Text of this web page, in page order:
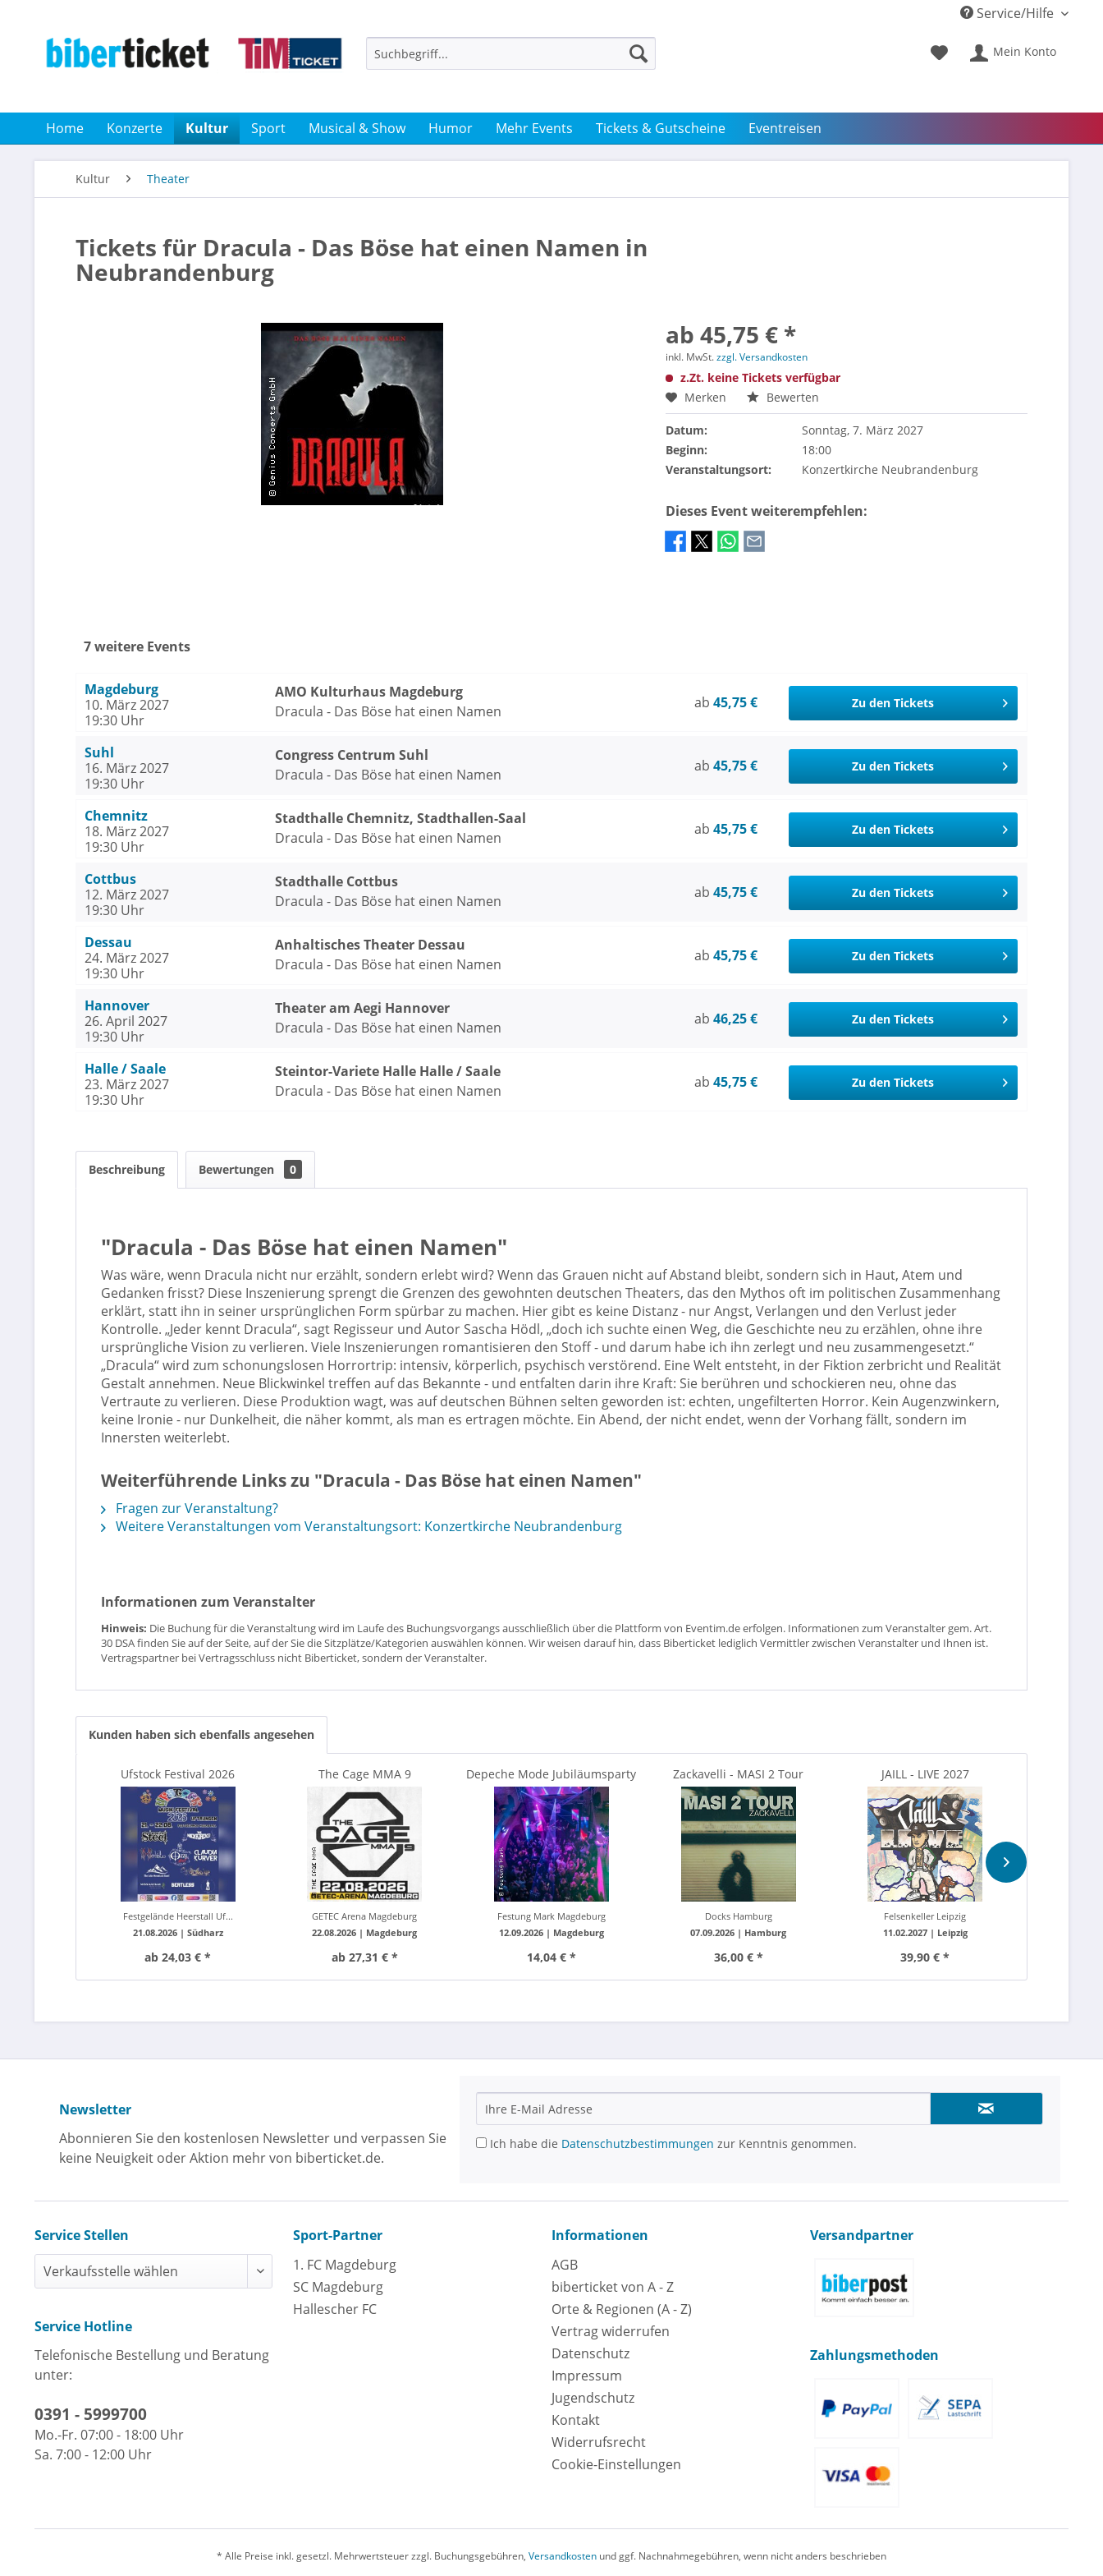
Service/Hilfe
Mein Konto
Home Konzerte Kultur Sport Musical & Show Humor Mehr Events Tickets & Gutscheine Eventreisen
Kultur Theater
Tickets für Dracula - Das Böse hat einen Namen in
Neubrandenburg
ab 45,75 € *
inkl. MwSt.zzgl. Versandkosten
z.Zt. keine Tickets verfügbar
Merken
Bewerten
Datum:
Sonntag, 7. März 2027
Beginn:
18:00
Veranstaltungsort:
Konzertkirche Neubrandenburg
Dieses Event weiterempfehlen:
7 weitere Events
Magdeburg
10. März 2027
19:30 Uhr
AMO Kulturhaus Magdeburg
Dracula - Das Böse hat einen Namen
ab 45,75 € Zu den Tickets
Suhl
16. März 2027
19:30 Uhr
Congress Centrum Suhl
Dracula - Das Böse hat einen Namen
ab 45,75 € Zu den Tickets
Chemnitz
18. März 2027
19:30 Uhr
Stadthalle Chemnitz, Stadthallen-Saal
Dracula - Das Böse hat einen Namen
ab 45,75 € Zu den Tickets
Cottbus
12. März 2027
19:30 Uhr
Stadthalle Cottbus
Dracula - Das Böse hat einen Namen
ab 45,75 € Zu den Tickets
Dessau
24. März 2027
19:30 Uhr
Anhaltisches Theater Dessau
Dracula - Das Böse hat einen Namen
ab 45,75 € Zu den Tickets
Hannover
26. April 2027
19:30 Uhr
Theater am Aegi Hannover
Dracula - Das Böse hat einen Namen
ab 46,25 € Zu den Tickets
Halle / Saale
23. März 2027
19:30 Uhr
Steintor-Variete Halle Halle / Saale
Dracula - Das Böse hat einen Namen
ab 45,75 € Zu den Tickets
Beschreibung Bewertungen 0
"Dracula - Das Böse hat einen Namen"
Was wäre, wenn Dracula nicht nur erzählt, sondern erlebt wird? Wenn das Grauen nicht auf Abstand bleibt, sondern sich in Haut, Atem und
Gedanken frisst? Diese Inszenierung sprengt die Grenzen des gewohnten deutschen Theaters, das den Mythos oft im politischen Zusammenhang
erklärt, statt ihn in seiner ursprünglichen Form spürbar zu machen. Hier gibt es keine Distanz - nur Angst, Verlangen und den Verlust jeder
Kontrolle. „Jeder kennt Dracula“, sagt Regisseur und Autor Sascha Hödl, „doch ich suchte einen Weg, die Geschichte neu zu erzählen, ohne ihre
ursprüngliche Vision zu verlieren. Viele Inszenierungen romantisieren den Stoff - und darum habe ich ihn zerlegt und neu zusammengesetzt.“
„Dracula“ wird zum schonungslosen Horrortrip: intensiv, körperlich, psychisch verstörend. Eine Welt entsteht, in der Fiktion zerbricht und Realität
Gestalt annehmen. Neue Blickwinkel treffen auf das Bekannte - und entfalten darin ihre Kraft: Sie berühren und schockieren neu, ohne das
Vertraute zu verlieren. Diese Produktion wagt, was auf deutschen Bühnen selten geworden ist: echten, ungefilterten Horror. Kein Augenzwinkern,
keine Ironie - nur Dunkelheit, die näher kommt, als man es ertragen möchte. Ein Abend, der nicht endet, wenn der Vorhang fällt, sondern im
Innersten weiterlebt.
Weiterführende Links zu "Dracula - Das Böse hat einen Namen"
Fragen zur Veranstaltung?
Weitere Veranstaltungen vom Veranstaltungsort: Konzertkirche Neubrandenburg
Informationen zum Veranstalter
Hinweis: Die Buchung für die Veranstaltung wird im Laufe des Buchungsvorgangs ausschließlich über die Plattform von Eventim.de erfolgen. Informationen zum Veranstalter gem. Art.
30 DSA finden Sie auf der Seite, auf der Sie die Sitzplätze/Kategorien auswählen können. Wir weisen darauf hin, dass Biberticket lediglich Vermittler zwischen Veranstalter und Ihnen ist.
Vertragspartner bei Vertragsschluss nicht Biberticket, sondern der Veranstalter.
Kunden haben sich ebenfalls angesehen
Ufstock Festival 2026
Festgelände Heerstall Uf...
21.08.2026 | Südharz
ab 24,03 € *
The Cage MMA 9
GETEC Arena Magdeburg
22.08.2026 | Magdeburg
ab 27,31 € *
Depeche Mode Jubiläumsparty
(30 Jahre)!
Festung Mark Magdeburg
12.09.2026 | Magdeburg
14,04 € *
Zackavelli - MASI 2 Tour
Docks Hamburg
07.09.2026 | Hamburg
36,00 € *
JAILL - LIVE 2027
Felsenkeller Leipzig
11.02.2027 | Leipzig
39,90 € *
Newsletter
Abonnieren Sie den kostenlosen Newsletter und verpassen Sie
keine Neuigkeit oder Aktion mehr von biberticket.de.
Ich habe die Datenschutzbestimmungen zur Kenntnis genommen.
Service Stellen
Service Hotline
Telefonische Bestellung und Beratung
unter:
0391 - 5999700
Mo.-Fr. 07:00 - 18:00 Uhr
Sa. 7:00 - 12:00 Uhr
Sport-Partner
1. FC Magdeburg
SC Magdeburg
Hallescher FC
Informationen
AGB
biberticket von A - Z
Orte & Regionen (A - Z)
Vertrag widerrufen
Datenschutz
Impressum
Jugendschutz
Kontakt
Widerrufsrecht
Cookie-Einstellungen
Versandpartner
Zahlungsmethoden
* Alle Preise inkl. gesetzl. Mehrwertsteuer zzgl. Buchungsgebühren, Versandkosten und ggf. Nachnahmegebühren, wenn nicht anders beschrieben